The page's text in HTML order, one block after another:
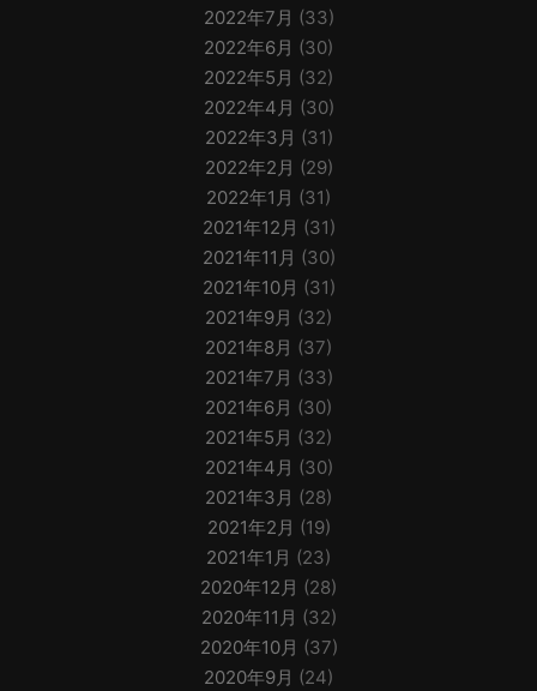
2022年7月 (33)
2022年6月 (30)
2022年5月 (32)
2022年4月 (30)
2022年3月 (31)
2022年2月 (29)
2022年1月 (31)
2021年12月 (31)
2021年11月 (30)
2021年10月 (31)
2021年9月 (32)
2021年8月 (37)
2021年7月 (33)
2021年6月 (30)
2021年5月 (32)
2021年4月 (30)
2021年3月 (28)
2021年2月 (19)
2021年1月 (23)
2020年12月 (28)
2020年11月 (32)
2020年10月 (37)
2020年9月 (24)